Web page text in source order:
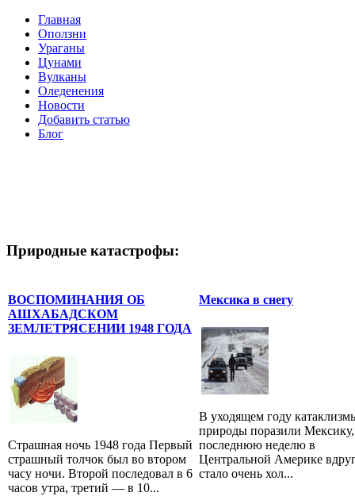
Главная
Оползни
Ураганы
Цунами
Вулканы
Оледенения
Новости
Добавить статью
Блог
Природные катастрофы:
ВОСПОМИНАНИЯ ОБ
АШХАБАДСКОМ
ЗЕМЛЕТРЯСЕНИИ 1948 ГОДА
Страшная ночь 1948 года Первый
страшный толчок был во втором
часу ночи. Второй последовал в 6
часов утра, третий — в 10...
Мексика в снегу
В уходящем году
природы поразили Мексику,
последнюю неделю в
Центральной Америке
стало очень хол...